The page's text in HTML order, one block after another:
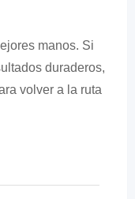
manos. Si
duraderos,
volver a la ruta